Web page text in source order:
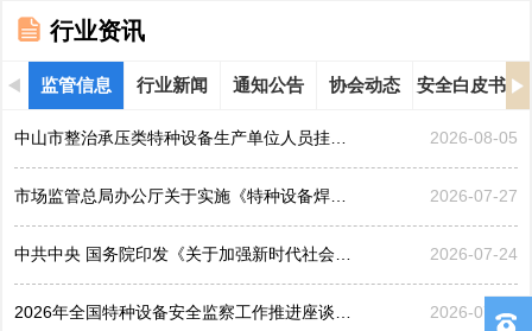
行业资讯
监管信息 行业新闻 通知公告 协会动态 安全白皮书
中山市整治承压类特种设备生产单位人员挂靠、临时凑岗、... 2026-08-05
市场监管总局办公厅关于实施《特种设备焊接操作人员考核... 2026-07-27
中共中央 国务院印发《关于加强新时代社会工作的意见》 2026-07-24
2026年全国特种设备安全监察工作推进座谈会在黑龙江哈... 2026-07-21